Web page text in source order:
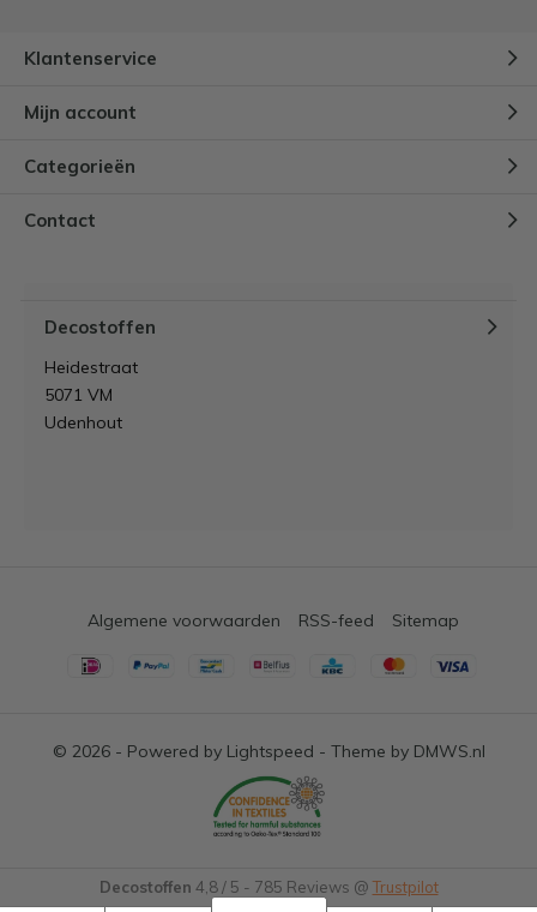
Klantenservice
Mijn account
Categorieën
Contact
Decostoffen
Heidestraat
5071 VM
Udenhout
© 2026 - Powered by Lightspeed - Theme by DMWS.nl
Algemene voorwaarden RSS-feed Sitemap
Decostoffen 4,8/ 5 - 785 Reviews @ Trustpilot